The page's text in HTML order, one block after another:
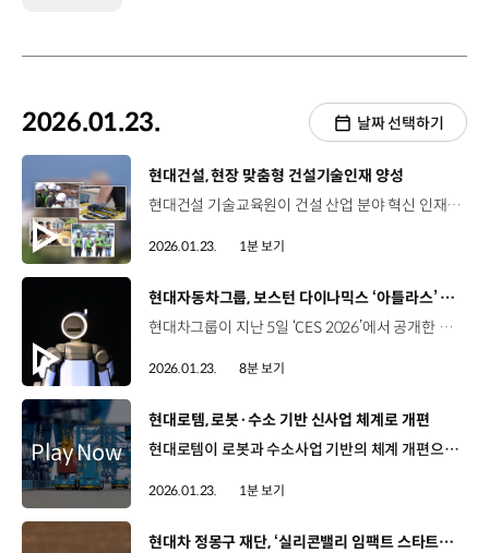
2026.01.23. 날짜 선택하기
[동영상]
현대건설, 현장 맞춤형 건설기술인재 양성
현대건설 기술교육원이 건설 산업 분야 혁신 인재 육성을 위해 2026년 상반기 ‘취업완성 아카데미’를 운영합니다. 1977년 개원한 현대건설 기술교육원은 국내 건설사 중 유일한 전문인력 양성기관으로 고용노동부로부터 ‘5년 인증 우수훈련기관’으로 선정되는 등 전문성을 인정받아 왔는데요. 이번 상반기에는 플랜트전기·계장실무, 건설공정공사관리, 안전보건관리 등 현장 트렌드와 산업 수요를 반영한 10개 직무를 대상으로 교육생을 모집해 교육을 진행합니다. 현대건설은 건설 현장의 디지털 전환 가속화 흐름에 맞춰 BIM·스마트시티 등 미래형 커리큘럼을 강화하고 있는데요. 앞으로도, 축적된 기술 노하우를 바탕으로 디지털·융합형 건설 인재를 체계적으로 양성할 예정입니다.
2026.01.23. 1분 보기
[동영상]
현대자동차그룹, 보스턴 다이나믹스 ‘아틀라스’ CES 공개 해외 미디어도 집중 보도
현대차그룹이 지난 5일 ‘CES 2026’에서 공개한 보스턴 다이나믹스의 휴머노이드 로봇 '아틀라스'가 연일 뜨거운 반응을 얻고 있습니다. 해외 미디어들도 아틀라스를 비중 있게 소개하면서 호평하고 있죠? 현대차그룹은 '아틀라스'를 공개하며 인간과 협력하는 AI 로보틱스 시대로의 진입을 알렸는데요. 글로벌 유수의 미디어들은 ‘아틀라스’의 주요 특징과 활용 가능성에 대해 상세히 소개하는 한편, 현대차그룹의 피지컬 AI 비전과 보스턴 다이나믹스의 로봇 기술 경쟁력에 대해서도 호평을 이어가고 있습니다. 자세한 내용, 함께 살펴보시죠. 보스턴 다이나믹스의 휴머노이드 로봇 '아틀라스'가 전 세계에서 가장 진전된 피지컬 AI 사례 중 하나로 주목받고 있습니다. 먼저, 세계 최대 뉴스 통신사 중 하나인 'AP'는 “현대차그룹의 보스턴 다이나믹스가 휴머노이드 로봇 아틀라스를 대중에게 처음으로 공개했다”면서 프레스 콘퍼런스에서 첫 선을 보인 ‘아틀라스’를 집중 조명했습니다. AP는 현대차그룹이 "사람처럼 생기고, 사람 대신 일하는 로봇을 만들기 위한 경쟁에 박차를 가했다"고 평가했습니다. 또한, "아틀라스가 두 다리로 바닥에서 스스로 일어나 몇 분 동안 무대 위를 유려하게 걸어 다니며 때때로 관중에게 손을 흔들거나 부엉이처럼 고개를 돌리기도 했다"고 ‘아틀라스’의 움직임을 생생하게 전달했는데요. 특히, “선도적인 로봇 제조업체들도 실수를 우려해 휴머노이드 로봇을 공개적으로 시연하는 경우는 드물다”고 설명하면서, “아틀라스의 시연이 실수나 부족함 없이 아주 뛰어났다”고 극찬했습니다. 지난 ‘CES 2026’의 최대 이슈는 피지컬 AI로, 글로벌 기업들이 다양한 로봇들을 선보였는데요. 영국 런던의 일간지 '가디언'은 ‘CES 2026’에서 공개된 주요 로봇들을 소개하는 기사에서 ‘아틀라스’에 가장 큰 비중을 할애했습니다. ‘아틀라스’의 방수기능과 배터리 자동교체 기능 등을 상세하게 소개하면서, “올해는 보스턴 다이나믹스의 오랜 테스트를 거친 아틀라스가 세련된 제품으로 거듭나는 해가 될 것”이라고 강조했습니다. 프랑스의 보도채널 '유로뉴스'도 “보스턴 다이나믹스는 처음으로 아틀라스를 공개 시연하면서 더 이상 프로토타입이 아니라는 것을 증명했다”고 극찬했는데요. 현대차그룹이 “아틀라스를 통해 인간의 육체적 작업을 줄여주고, 신체적 부담을 경감시켜 인간-로봇 협업 환경의 토대를 마련할 것”이라고 언급했습니다. CES 2026에서 선보인 아틀라스가 정말 큰 반향을 일으키고 있는 것 같습니다. 자동차나 테크 전문지 등에서는 ‘아틀라스’에 대해 어떻게 소개하고 있나요? 자동차, 테크 전문지들도 아틀라스에 대한 기대감을 감추지 않았는데요. 현대차그룹이 피지컬 AI 기반 로봇 기업으로 자리매김하고 있다는 점에도 주목했습니다. 미국의 자동차 전문매체 ‘오토위크’는 ‘현대차의 차세대 모빌리티 혁명은 자동차가 아니다’라는 제목의 기사를 보도했습니다. 오토위크는 현대차그룹의 로봇 비전 실행 전략을 “로봇과 인간의 협업을 촉진하고 보스턴 다이나믹스를 현대차의 글로벌 제조 생태계에 통합하며, 선도적인 AI 기업들과 파트너십을 맺기로 했다”고 설명했는데요. 현대차그룹이 “차세대 기술의 핵심은 전기차나 자율주행이 아닌 로봇에 있다고 믿고 있다”고 짚으면서 ‘아틀라스’ 외에 스팟, 스트레치 등에 대해서도 소개했습니다. 또한, “로봇이 위험한 작업을 대신하고 인간은 감독과 창의성에 집중하는 미래를 제시했다”고 평가하며 현대차그룹의 전략적 메시지를 중점적으로 소개했습니다. 영국 테크 전문 미디어 ‘테크레이더’는 “아틀라스는 세계에서 가장 진보된 휴머노이드 로봇 중 하나”라고 소개했는데요. “아틀라스가 제조 현장에 투입되면 인간의 동료로서 활약하게 될 것”이라고 호평했습니다. 미국의 IT 전문매체 ‘버지’는 보스턴 다이나믹스의 ‘아틀라스’가 테슬라의 휴머노이드 ‘옵티머스’와 경쟁할 모델이라는 점에 주목했습니다. 버지는 “현대차그룹은 로봇이 공장에서 점점 더 중요한 역할을 하게 될 것이라고 내다봤다”면서 아틀라스가 “경쟁사 제품보다 더 발전되고, 작업 수행 능력이 뛰어나다는 것을 입증하고자 했다”고 평가했습니다. 미국의 디지털 미디어 ‘마셔블’은 현대차그룹이 차가 아닌 로봇을 앞세워 CES에 참여한 점에 집중해 로봇 기업으로의 가능성을 언급했습니다. 이어, “현대차그룹과 보스턴 다이나믹스는 언젠가 아틀라스 로봇이 가정에서도 다양한 작업을 수행할 수 있기를 기대하고 있다”며 작업 현장뿐만 아니라 인간을 지원하고 협업하는 다양한 영역으로의 확장성을 내다봤습니다. 튀르키예의 테크 전문지 ‘인터레스팅 엔지니어링’은 “현대차그룹은 로봇을 단순히 감상하는데 그치지 않고, 실제 공장 현장에 투입하고 있다”고 강조했는데요. 이번 CES가 현대차그룹에게 “콘셉트카 전시를 넘어 실제 공장에서 자동화를 어떻게 확장해 나갈지를 논의하는 장이 됐다”고 평가했습니다. 일본의 로봇 전문지 ‘로봇스타트’는 “현대차그룹이 가고자 하는 로봇 생태계는 AI 로봇의 대량생산과 사회적 구현을 가능하게 해 기술 측면뿐만 아니라 비즈니스 측면에서도 리더십을 확보하게 될 것”이라고 예측했는데요. “CES 2026에서 제시된 현대차그룹의 미래 비전은 미래 로봇 사회를 생각할 때 간과할 수만은 없을 것”이라고 표현하며 현대차그룹의 로봇 비전을 호평했습니다. 미국, 유럽, 일본 등 다양한 나라의 미디어들 모두 ‘아틀라스’와 사람이 함께하는 미래에 대해 긍정적인 평가를 내놓고 있는데요. ‘아틀라스’는 글로벌 IT 전문 매체 CNET이 선정하는 ‘Best of CES 2026’에서 ‘Best Robot(최고 로봇)’ 상을 수상하기도 했죠. CNET은 아틀라스의 자연스럽고 인간에 가까운 보행 능력, 세련된 디자인 등 핵심 요소를 높이 평가했는데요. 특히, 인간과 협업하는 차세대 로봇을 통해 현대차그룹이 제시하는 인간 중심 AI 로보틱스 비전을 입증했다고 선정 이유를 밝혔습니다. 현대차그룹은 먼저 산업 현장에서 ‘검증’과 ‘안전’을 중심으로 AI 로보틱스 생태계를 구축하고, 상용화에도 속도를 낼 계획인데요. 이를 통해 피지컬 AI 기반의 로봇 시장을 선도할 수 있길 바랍니다. 오늘 소식 전해주셔서 고맙습니다.
2026.01.23. 8분 보기
[동영상]
현대로템, 로봇·수소 기반 신사업 체계로 개편
현대로템이 로봇과 수소사업 기반의 체계 개편으로 신사업 리더십 확보에 속도를 냅니다. 구체적으로는 방산과 철도, 플랜트 등 전 사업 영역에 무인화와 AI, 수소에너지 등 차세대 혁신 기술을 접목해 ‘피지컬 AI’ 시대에 대응하기 위한 미래 기술을 강화한다는 구상인데요. 지상·항공우주 핵심 사업의 고도화로 지속가능경영의 토대를 마련할 것으로 기대됩니다. 이를 위해, 현대로템은 로봇수소사업실을 신설하는 등 조직개편을 단행하는데요. 기능 단위로 나뉘어 있던 조직도 사업 중심으로 재편해 조직 운영 효율성을 높이고 대외 변동성에 민첩하게 대응할 계획입니다.
2026.01.23. 1분 보기
[동영상]
현대차 정몽구 재단, ‘실리콘밸리 임팩트 스타트업 데모데이’ 개최